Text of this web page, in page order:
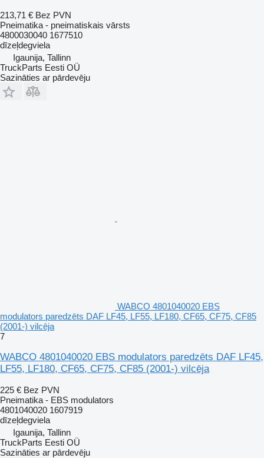
213,71 € Bez PVN
Pneimatika - pneimatiskais vārsts
4800030040 1677510
dīzeļdegviela
Igaunija, Tallinn
TruckParts Eesti OÜ
Sazināties ar pārdevēju
WABCO 4801040020 EBS
modulators paredzēts DAF LF45, LF55, LF180, CF65, CF75, CF85
(2001-) vilcēja
7
WABCO 4801040020 EBS modulators paredzēts DAF LF45,
LF55, LF180, CF65, CF75, CF85 (2001-) vilcēja
225 € Bez PVN
Pneimatika - EBS modulators
4801040020 1607919
dīzeļdegviela
Igaunija, Tallinn
TruckParts Eesti OÜ
Sazināties ar pārdevēju